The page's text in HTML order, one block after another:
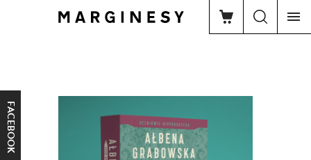
FACEBOOK